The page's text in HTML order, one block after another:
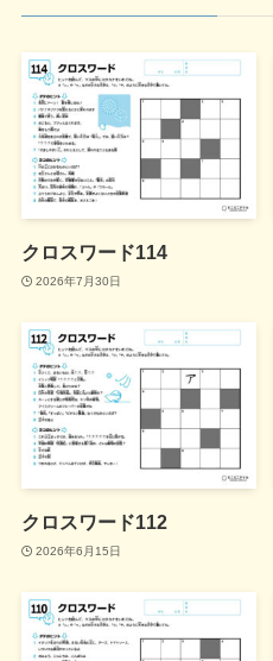
クロスワード114
2026年7月30日
クロスワード112
2026年6月15日